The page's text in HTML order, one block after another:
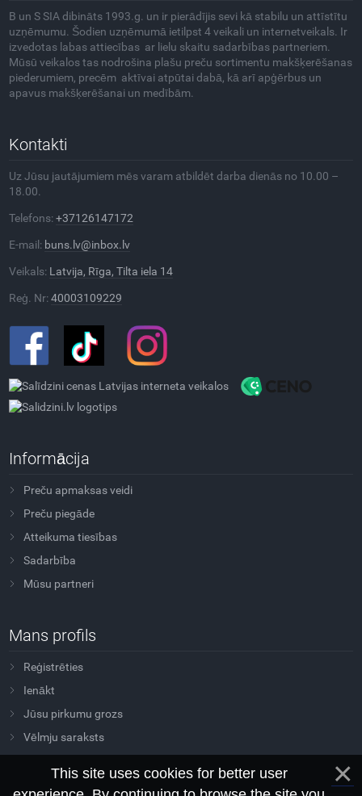
B un S SIA dibināts 1993.g. un ir pierādījis sevi kā stabilu un attīstītu
uzņēmumu. Šodien uzņēmumā ietilpst 4 veikali un internetveikals. Ir
izvedotas labas attiecības ar lielu skaitu sadarbības partneriem.
Mūsū veikalos tas nodrošina plašu preču sortimentu makšķerēšanas
piederumiem, precēm aktīvai atpūtai dabā, kā arī apģērbus un
apavus makšķerēšanai un medībām.
Kontakti
Uz Jūsu jautājumiem mēs varam atbildēt darba dienās no 10.00 –
18.00.
Telefons:+37126147172
E-mail: buns.lv@inbox.lv
Veikals: Latvija, Rīga, Tilta iela 14
Reģ. Nr:40003109229
Informācija
Preču apmaksas veidi
Preču piegāde
Atteikuma tiesības
Sadarbība
Mūsu partneri
Mans profils
Reģistrēties
Ienākt
Jūsu pirkumu grozs
Vēlmju saraksts
This site uses cookies for better user